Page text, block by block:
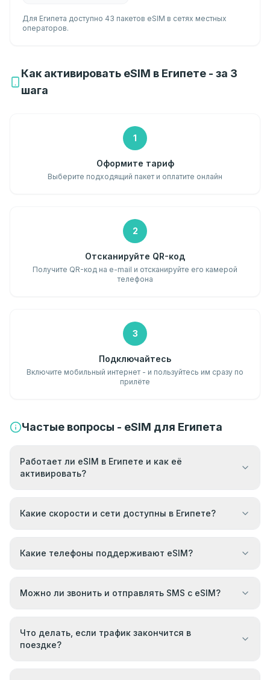
Для Египета доступно 43 пакетов eSIM в сетях местных
операторов.
Как активировать eSIM в Египете - за 3
шага
1
Оформите тариф
Выберите подходящий пакет и оплатите онлайн
2
Отсканируйте QR-код
Получите QR-код на e-mail и отсканируйте его камерой
телефона
3
Подключайтесь
Включите мобильный интернет - и пользуйтесь им сразу по
прилёте
Частые вопросы - eSIM для Египета
Работает ли eSIM в Египете и как её
активировать?
Какие скорости и сети доступны в Египете?
Какие телефоны поддерживают eSIM?
Можно ли звонить и отправлять SMS с eSIM?
Что делать, если трафик закончится в
поездке?